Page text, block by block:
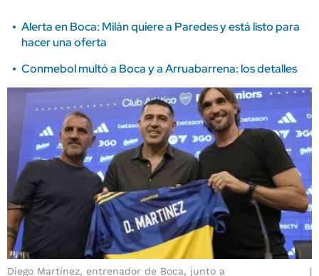
Alerta en Boca: Milán quiere a Paredes y está listo para
hacer una oferta
Conmebol multó a Boca y a Arruabarrena: los detalles
Diego Martínez, entrenador de Boca, junto a